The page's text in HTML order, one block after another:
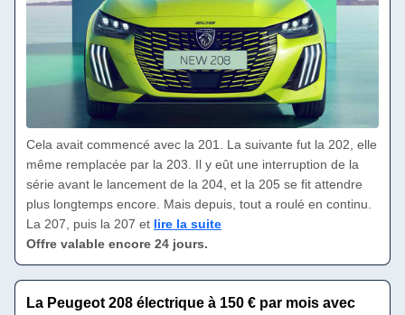
Cela avait commencé avec la 201. La suivante fut la 202, elle
même remplacée par la 203. Il y eût une interruption de la
série avant le lancement de la 204, et la 205 se fit attendre
plus longtemps encore. Mais depuis, tout a roulé en continu.
La 207, puis la 207 et lire la suite
Offre valable encore 24 jours.
La Peugeot 208 électrique à 150 € par mois avec